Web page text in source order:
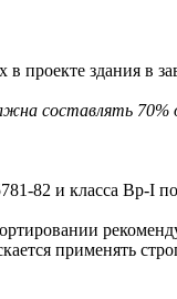
проекте здания в
составлять
82 и класса Bp-I
применять